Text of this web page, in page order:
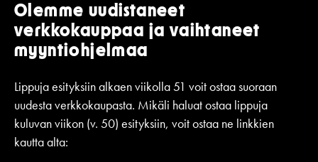
Olemme uudistaneet
verkkokauppaa ja vaihtaneet
myyntiohjelmaa
Lippuja esityksiin alkaen viikolla 51 voit ostaa suoraan
uudesta verkkokaupasta. Mikäli haluat ostaa lippuja
kuluvan viikon (v. 50) esityksiin, voit ostaa ne linkkien
kautta alta: